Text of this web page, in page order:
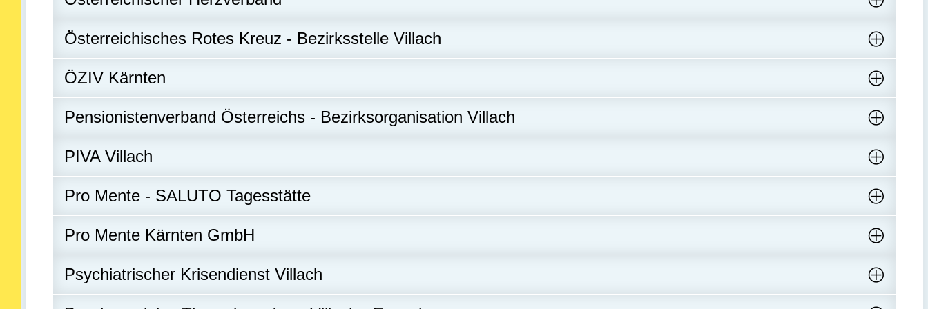
Österreichisches Rotes Kreuz - Bezirksstelle Villach
ÖZIV Kärnten
Pensionistenverband Österreichs - Bezirksorganisation Villach
PIVA Villach
Pro Mente - SALUTO Tagesstätte
Pro Mente Kärnten GmbH
Psychiatrischer Krisendienst Villach